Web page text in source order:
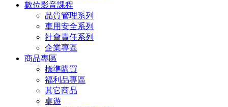
數位影音課程
品質管理系列
車用安全系列
社會責任系列
企業專區
商品專區
標準購買
福利品專區
其它商品
桌遊